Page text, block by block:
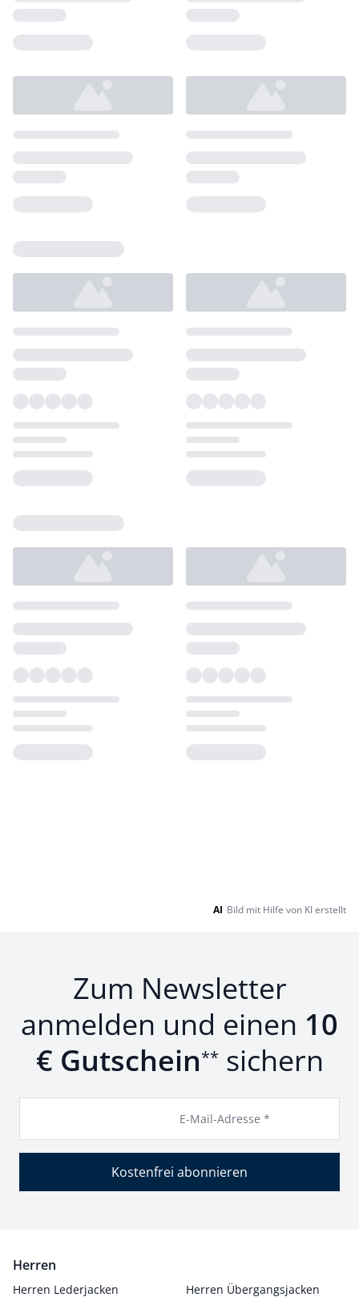
AI Bild mit Hilfe von KI erstellt
Zum Newsletter
anmelden und einen 10
€ Gutschein** sichern
E-Mail-Adresse *
Kostenfrei abonnieren
Herren
Herren Lederjacken
Herren Übergangsjacken